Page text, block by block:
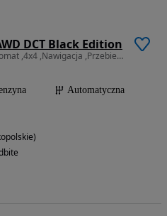
DCT Black Edition
1591 cm3 • 177 KM • 177 KM, Automat ,4x4 ,Nawigacja ,Przebieg 96 tys
Automatyczna